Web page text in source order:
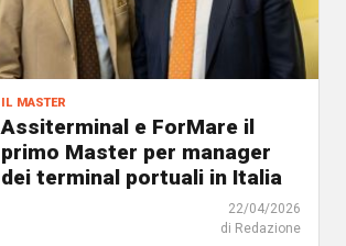
il master
Assiterminal e ForMare il
primo Master per manager
dei terminal portuali in Italia
22/04/2026
di Redazione